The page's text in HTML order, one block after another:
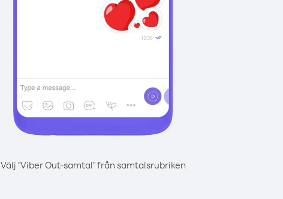
Välj "Viber Out-samtal" från samtalsrubriken